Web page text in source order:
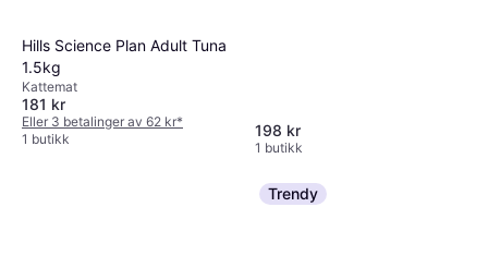
Hills Science Plan Adult Tuna
1.5kg
Kattemat
181 kr
Eller 3 betalinger av 62 kr*
1 butikk
198 kr
1 butikk
Trendy